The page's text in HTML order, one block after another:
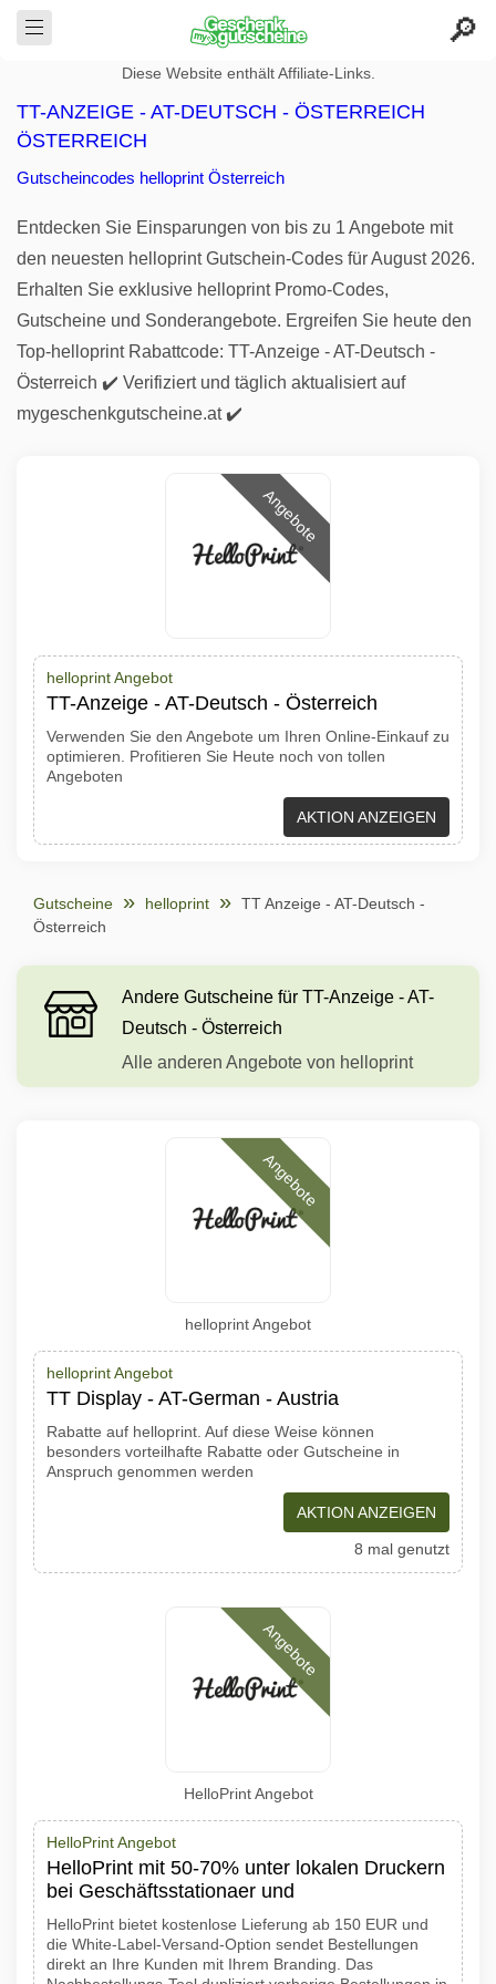
Diese Website enthält Affiliate-Links.
TT-ANZEIGE - AT-DEUTSCH - ÖSTERREICH
ÖSTERREICH
Gutscheincodes helloprint Österreich
Entdecken Sie Einsparungen von bis zu 1 Angebote mit
den neuesten helloprint Gutschein-Codes für August 2026.
Erhalten Sie exklusive helloprint Promo-Codes,
Gutscheine und Sonderangebote. Ergreifen Sie heute den
Top-helloprint Rabattcode: TT-Anzeige - AT-Deutsch -
Österreich ✔️ Verifiziert und täglich aktualisiert auf
mygeschenkgutscheine.at ✔️
Angebote
helloprint Angebot
TT-Anzeige - AT-Deutsch - Österreich
Verwenden Sie den Angebote um Ihren Online-Einkauf zu
optimieren. Profitieren Sie Heute noch von tollen
Angeboten
AKTION ANZEIGEN
Gutscheine helloprint
TT Anzeige - AT-Deutsch -
Österreich
Andere Gutscheine für TT-Anzeige - AT-
Deutsch - Österreich
Alle anderen Angebote von helloprint
Angebote
helloprint Angebot
helloprint Angebot
TT Display - AT-German - Austria
Rabatte auf helloprint. Auf diese Weise können
besonders vorteilhafte Rabatte oder Gutscheine in
Anspruch genommen werden
AKTION ANZEIGEN
8 mal genutzt
Angebote
HelloPrint Angebot
HelloPrint Angebot
HelloPrint mit 50-70% unter lokalen Druckern
bei Geschäftsstationaer und
HelloPrint bietet kostenlose Lieferung ab 150 EUR und
die White-Label-Versand-Option sendet Bestellungen
direkt an Ihre Kunden mit Ihrem Branding. Das